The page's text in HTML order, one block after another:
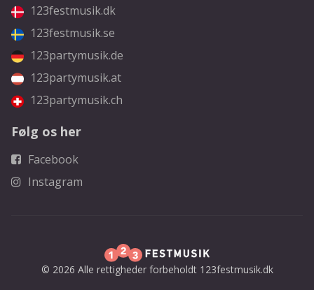
123festmusik.dk
123festmusik.se
123partymusik.de
123partymusik.at
123partymusik.ch
Følg os her
Facebook
Instagram
© 2026 Alle rettigheder forbeholdt 123festmusik.dk